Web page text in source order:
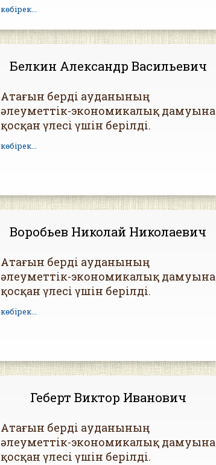
көбірек...
Белкин Александр Васильевич
Атағын берді ауданының
әлеуметтік-экономикалық дамуына
қосқан үлесі үшін берілді.
көбірек...
Воробьев Николай Николаевич
Атағын берді ауданының
әлеуметтік-экономикалық дамуына
қосқан үлесі үшін берілді.
көбірек...
Геберт Виктор Иванович
Атағын берді ауданының
әлеуметтік-экономикалық дамуына
қосқан үлесі үшін берілді.